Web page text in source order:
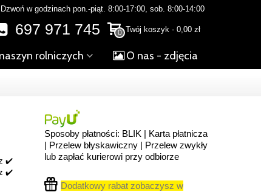
Dzwoń w godzinach pon.-piąt. 8:00-17:00, sob. 8:00-14:00
0 Twój koszyk - 0,00 zł
697 971 745
rolniczych O nas - zdjęcia
✔️
✔️
Sposoby płatności: BLIK | Karta płatnicza
| Przelew błyskawiczny | Przelew zwykły
lub zapłać kurierowi przy odbiorze
Dodatkowy rabat zobaczysz w